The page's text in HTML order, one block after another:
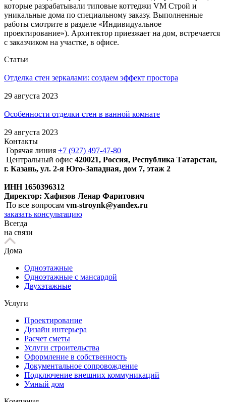
которые разрабатывали типовые коттеджи VM Строй и
уникальные дома по специальному заказу. Выполненные
работы смотрите в разделе «Индивидуальное
проектирование»). Архитектор приезжает на дом, встречается
с заказчиком на участке, в офисе.
Статьи
Отделка стен зеркалами: создаем эффект простора
29 августа 2023
Особенности отделки стен в ванной комнате
29 августа 2023
Контакты
Горячая линия +7 (927) 497-47-80
Центральный офис 420021, Россия, Республика Татарстан,
г. Казань, ул. 2-я Юго-Западная, дом 7, этаж 2
ИНН 1650396312
Директор: Хафизов Ленар Фаритович
По все вопросам vm-stroynk@yandex.ru
заказать консультацию
Всегда
на связи
Дома
Одноэтажные
Одноэтажные с мансардой
Двухэтажные
Услуги
Проектирование
Дизайн интерьера
Расчет сметы
Услуги строительства
Оформление в собственность
Документальное сопровождение
Подключение внешних коммуникаций
Умный дом